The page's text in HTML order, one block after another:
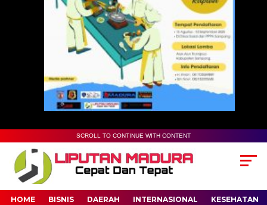
SCROLL TO CONTINUE WITH CONTENT
HOME BISNIS DAERAH INTERNASIONAL KESEHATAN